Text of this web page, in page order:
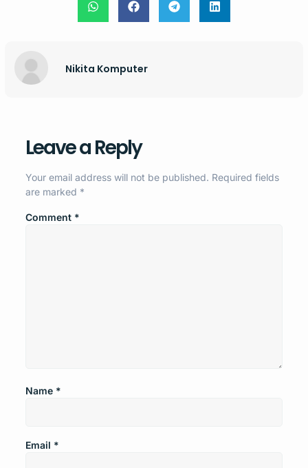
Nikita Komputer
Leave a Reply
Your email address will not be published. Required fields
are marked *
Comment *
Name *
Email *